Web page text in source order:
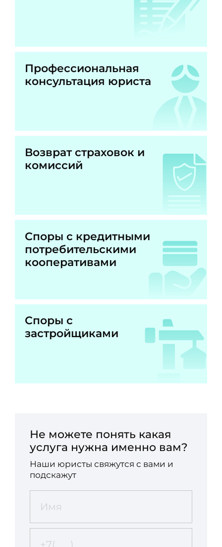
Профессиональная
консультация юриста
Возврат страховок и
комиссий
Споры с кредитными
потребительскими
кооперативами
Споры с
застройщиками
Не можете понять какая
услуга нужна именно вам?
Наши юристы свяжутся с вами и
подскажут